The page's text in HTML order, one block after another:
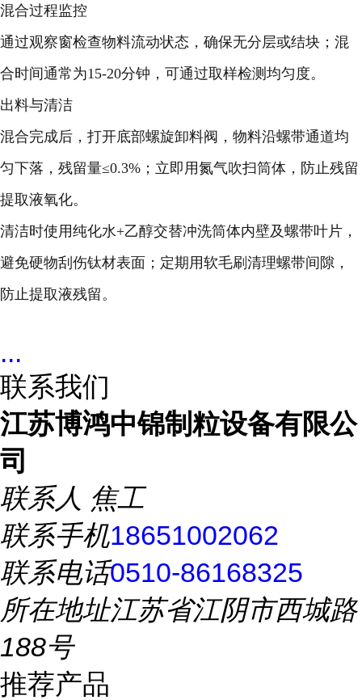
混合过程监控
通过观察窗检查物料流动状态，确保无分层或结块；混
合时间通常为15-20分钟，可通过取样检测均匀度。
出料与清洁
混合完成后，打开底部螺旋卸料阀，物料沿螺带通道均
匀下落，残留量≤0.3%；立即用氮气吹扫筒体，防止残留
提取液氧化。
清洁时使用纯化水+乙醇交替冲洗筒体内壁及螺带叶片，
避免硬物刮伤钛材表面；定期用软毛刷清理螺带间隙，
防止提取液残留。
...
联系我们
江苏博鸿中锦制粒设备有限公
司
联系人 焦工
联系手机18651002062
联系电话0510-86168325
所在地址江苏省江阴市西城路
188号
推荐产品